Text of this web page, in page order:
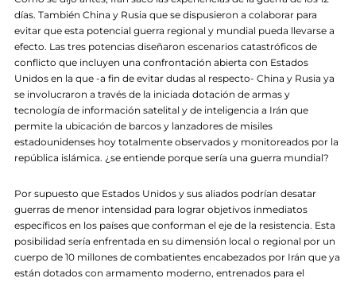
días. También China y Rusia que se dispusieron a colaborar para
evitar que esta potencial guerra regional y mundial pueda llevarse a
efecto. Las tres potencias diseñaron escenarios catastróficos de
conflicto que incluyen una confrontación abierta con Estados
Unidos en la que -a fin de evitar dudas al respecto- China y Rusia ya
se involucraron a través de la iniciada dotación de armas y
tecnología de información satelital y de inteligencia a Irán que
permite la ubicación de barcos y lanzadores de misiles
estadounidenses hoy totalmente observados y monitoreados por la
república islámica. ¿se entiende porque sería una guerra mundial?
Por supuesto que Estados Unidos y sus aliados podrían desatar
guerras de menor intensidad para lograr objetivos inmediatos
específicos en los países que conforman el eje de la resistencia. Esta
posibilidad sería enfrentada en su dimensión local o regional por un
cuerpo de 10 millones de combatientes encabezados por Irán que ya
están dotados con armamento moderno, entrenados para el